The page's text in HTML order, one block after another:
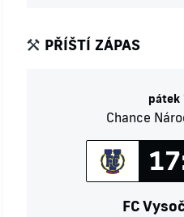
PŘÍŠTÍ ZÁPAS
pátek
Chance
FC